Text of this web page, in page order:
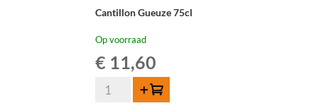
Cantillon Gueuze 75cl
Op voorraad
€ 11,60
Cantillon
Toevoegen